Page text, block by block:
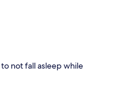
not fall asleep while